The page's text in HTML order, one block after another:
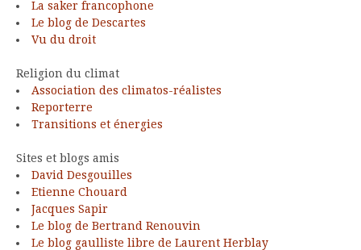
La saker francophone
Le blog de Descartes
Vu du droit
Religion du climat
Association des climatos-réalistes
Reporterre
Transitions et énergies
Sites et blogs amis
David Desgouilles
Etienne Chouard
Jacques Sapir
Le blog de Bertrand Renouvin
Le blog gaulliste libre de Laurent Herblay